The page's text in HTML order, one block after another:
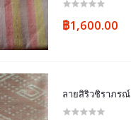
฿1,600.00
ลายสิริวชิราภรณ์